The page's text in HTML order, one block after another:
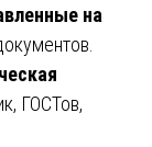
на
ГОСТов,